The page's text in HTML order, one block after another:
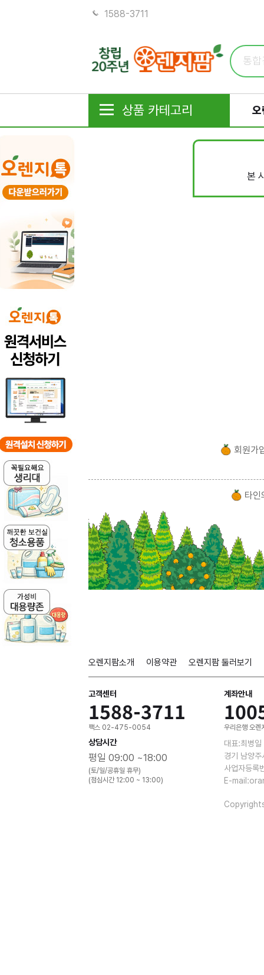
1588-3711
상품 카테고리 오
본
회원가
타인
오렌지팜소개 이용약관 오렌지팜 둘러보기
고객센터
1588-3711
팩스 02-475-0054
상담시간
평일 09:00 ~18:00
(토/일/공휴일 휴무)
(점심시간 12:00 ~ 13:00)
계좌안내
우리은행 오렌
대표:최병
경기 남양
사업자등
E-